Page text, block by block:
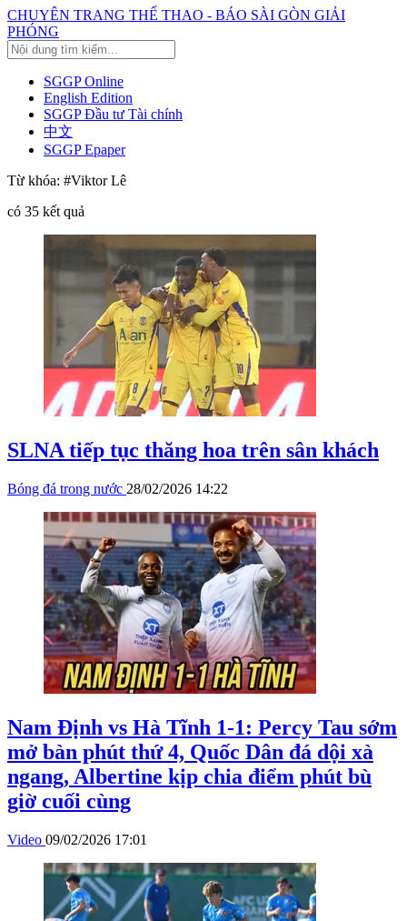
CHUYÊN TRANG THỂ THAO - BÁO SÀI GÒN GIẢI
PHÓNG
SGGP Online
English Edition
SGGP Đầu tư Tài chính
中文
SGGP Epaper
Từ khóa: #Viktor Lê
có 35 kết quả
SLNA tiếp tục thăng hoa trên sân khách
Bóng đá trong nước 28/02/2026 14:22
Nam Định vs Hà Tĩnh 1-1: Percy Tau sớm
mở bàn phút thứ 4, Quốc Dân đá dội xà
ngang, Albertine kịp chia điểm phút bù
giờ cuối cùng
Video 09/02/2026 17:01